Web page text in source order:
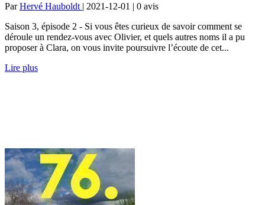
ParHervé Hauboldt | 2021-12-01 | 0 avis
Saison 3, épisode 2 - Si vous êtes curieux de savoir comment se
déroule un rendez-vous avec Olivier, et quels autres noms il a pu
proposer à Clara, on vous invite poursuivre l’écoute de cet...
Lire plus